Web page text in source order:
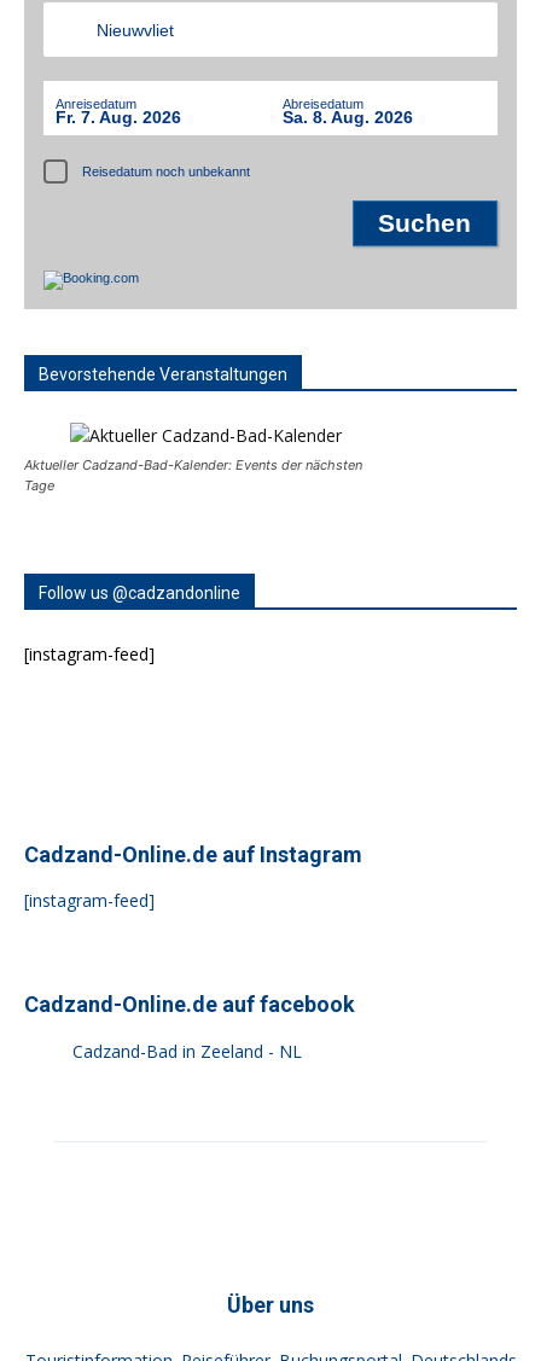
Anreisedatum
Fr. 7. Aug. 2026
Abreisedatum
Sa. 8. Aug. 2026
Reisedatum noch unbekannt
Bevorstehende Veranstaltungen
Aktueller Cadzand-Bad-Kalender: Events der nächsten
Tage
Follow us @cadzandonline
[instagram-feed]
Cadzand-Online.de auf Instagram
[instagram-feed]
Cadzand-Online.de auf facebook
Cadzand-Bad in Zeeland - NL
Über uns